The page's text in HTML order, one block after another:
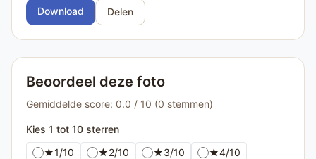
Download Delen
Beoordeel deze foto
Gemiddelde score: 0.0 / 10 (0 stemmen)
Kies 1 tot 10 sterren
★1/10 ★2/10 ★3/10 ★4/10